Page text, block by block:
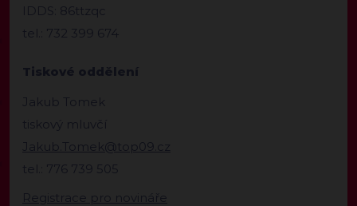
IDDS: 86ttzqc
tel.: 732 399 674
Tiskové oddělení
Jakub Tomek
tiskový mluvčí
Jakub.Tomek@top09.cz
tel.: 776 739 505
Registrace pro novináře